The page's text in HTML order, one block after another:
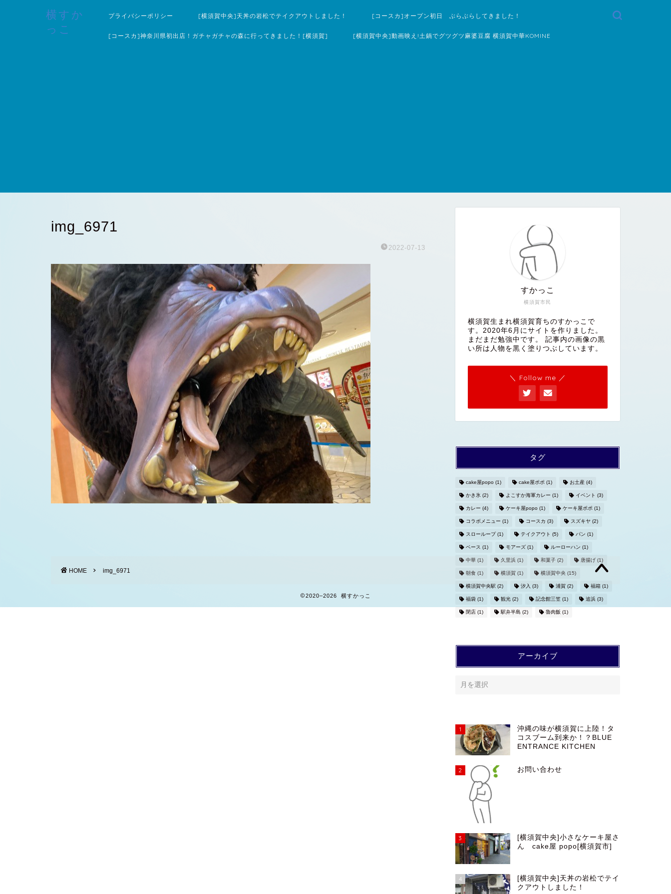
横すか
っこ
プライバシーポリシー [横須賀中央]天丼の岩松でテイクアウトしました！ [コースカ]オープン初日 ぶらぶらしてきました！
[コースカ]神奈川県初出店！ガチャガチャの森に行ってきました！[横須賀] [横須賀中央]動画映え!土鍋でグツグツ麻婆豆腐 横須賀中華KOMINE
img_6971
2022-07-13
横須賀市民
すかっこ
横須賀生まれ横須賀育ちのすかっこで
す。2020年6月にサイトを作りました。
まだまだ勉強中です。 記事内の画像の黒
い所は人物を黒く塗りつぶしています。
＼ Follow me ／
タグ
cake屋popo (1) cake屋ポポ (1) お土産(4)
かき氷 (2) よこすか海軍カレー (1) イベント (3)
カレー (4) ケーキ屋popo (1) ケーキ屋ポポ (1)
コラボメニュー (1) コースカ (3) スズキヤ (2)
スローループ(1) テイクアウト (5) パン (1)
ベース (1) モアーズ(1) ルーローハン (1)
中華(1) 久里浜(1) 和菓子(2) 唐揚げ(1)
朝食(1) 横須賀(1) 横須賀中央(15)
横須賀中央駅 (2) 汐入 (3) 浦賀(2) 福箱(1)
福袋(1) 観光(2) 記念館三笠(1) 追浜(3)
閉店(1) 駅弁半島 (2) 魯肉飯 (1)
アーカイブ
1
沖縄の味が横須賀に上陸！タ
コスブーム到来か！？BLUE
ENTRANCE KITCHEN
2 お問い合わせ
3
[横須賀中央]小さなケーキ屋さ
ん cake屋 popo[横須賀市]
4
[横須賀中央]天丼の岩松でテイ
クアウトしました！
HOME img_6971
2020–2026 横すかっこ